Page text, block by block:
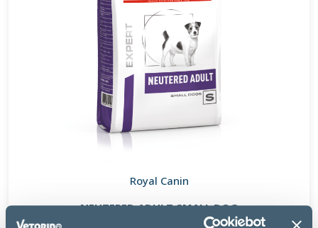
Royal Canin
NEUTERED ADULT SMALL DOG